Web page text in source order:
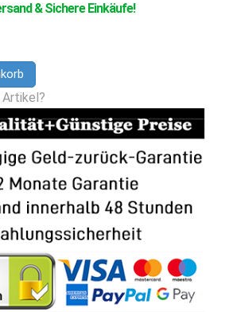
& Sichere Einkäufe!
Artikel?